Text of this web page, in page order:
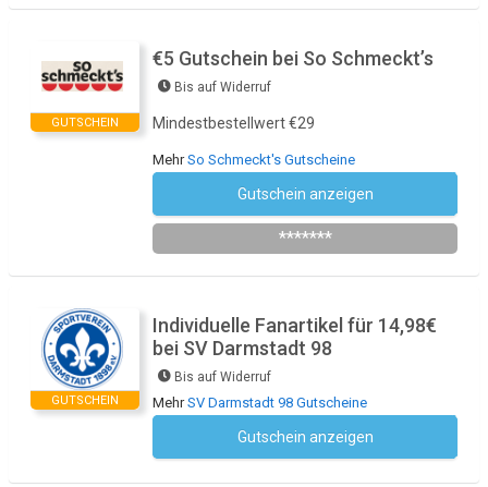
GUTSCHEIN
€5 Gutschein bei So Schmeckt’s
Bis auf Widerruf
Mindestbestellwert €29
MehrSo Schmeckt's Gutscheine
Gutschein anzeigen
*******
GUTSCHEIN
Individuelle Fanartikel für 14,98€
bei SV Darmstadt 98
Bis auf Widerruf
MehrSV Darmstadt 98 Gutscheine
Gutschein anzeigen